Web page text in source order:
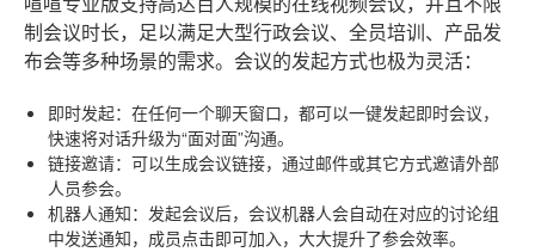
喧喧专业版支持高达百人规模的在线视频会议，并且不限
制会议时长，足以满足大型行政会议、全员培训、产品发
布会等多种场景的需求。会议的发起方式也极为灵活：
即时发起：在任何一个聊天窗口，都可以一键发起即时会议，
快速将对话升级为“面对面”沟通。
链接邀请：可以生成会议链接，通过邮件或其它方式邀请外部
人员参会。
机器人通知：发起会议后，会议机器人会自动在对应的讨论组
中发送通知，成员点击即可加入，大大提升了参会效率。